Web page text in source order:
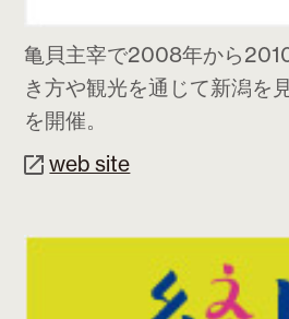
亀貝主宰で2008年から
き方や観光を通じて新潟を
を開催。
web site